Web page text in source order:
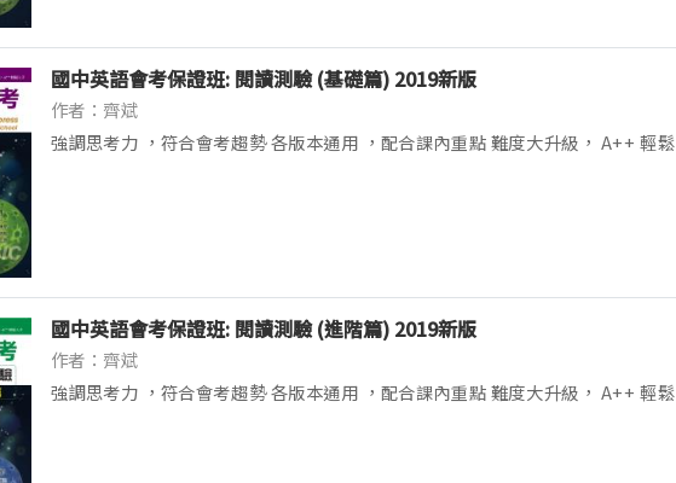
國中英語會考保證班: 閱讀測驗 (基礎篇) 2019新版
作者：齊斌
強調思考力 ，符合會考趨勢 各版本通用 ，配合課內重點 難度大升級， A++ 輕鬆
國中英語會考保證班: 閱讀測驗 (進階篇) 2019新版
作者：齊斌
強調思考力 ，符合會考趨勢 各版本通用 ，配合課內重點 難度大升級， A++ 輕鬆